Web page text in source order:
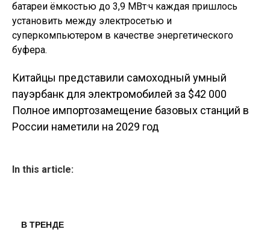
батареи ёмкостью до 3,9 МВт·ч каждая пришлось
установить между электросетью и
суперкомпьютером в качестве энергетического
буфера.
Навигация по
записям
Китайцы представили самоходный умный
пауэрбанк для электромобилей за $42 000
Полное импортозамещение базовых станций в
России наметили на 2029 год
In this article:
В ТРЕНДЕ